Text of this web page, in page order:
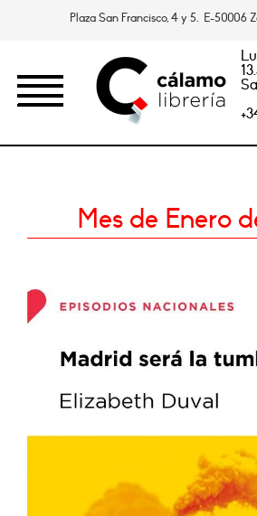
Plaza San Francisco, 4 y 5. E-50006
Mes de Enero